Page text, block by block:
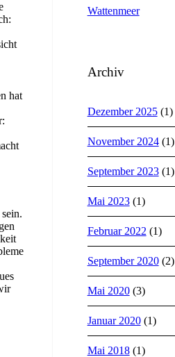
hat
Wattenmeer
Archiv
Dezember 2025(1)
November 2024(1)
September 2023(1)
Mai 2023(1)
Februar 2022 (1)
September 2020(2)
Mai 2020(3)
Januar 2020(1)
Mai 2018(1)